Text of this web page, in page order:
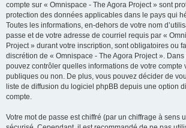
compte sur « Omnispace - The Agora Project » sont
protection des données applicables dans le pays qui
Toutes les informations, en-dehors de votre nom
passe et de votre adresse de courriel requis par «
Project » durant votre inscription, sont obligatoires ou
discrétion de « Omnispace - The Agora Project ».
pouvez contrôler quelles informations de votre compte
publiques ou non. De plus, vous pouvez décider de
liste de diffusion du logiciel phpBB depuis une option
compte.
Votre mot de passe est chiffré (par un chiffrage à sens